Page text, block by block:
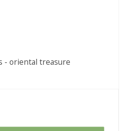
- oriental treasure